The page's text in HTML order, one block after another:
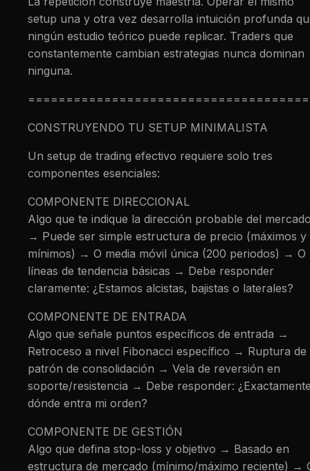
setup una y otra vez desarrolla intuición profunda
ningún estudio teórico puede replicar. Traders que
constantemente cambian estrategias nunca dominan
ninguna.
CONSTRUYENDO TU SETUP MINIMALISTA
Un setup de trading efectivo requiere solo tres
componentes esenciales:
COMPONENTE DIRECCIONAL
Algo que te indique la dirección probable del
→ Puede ser simple estructura de precio (máximos y
mínimos) → O media móvil única (200 periodos) → O
líneas de tendencia básicas → Debe responder
claramente: ¿Estamos alcistas, bajistas o laterales?
COMPONENTE DE ENTRADA
Algo que señale puntos específicos de entrada →
Retroceso a nivel Fibonacci específico → Ruptura de
patrón de consolidación → Vela de reversión en
soporte/resistencia → Debe responder:
dónde entra mi orden?
COMPONENTE DE GESTIÓN
Algo que defina stop-loss y objetivo → Basado en
estructura de mercado (mínimo/máximo reciente) →